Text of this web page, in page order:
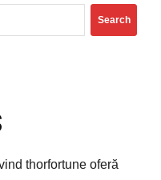
Search
thorfortune oferă